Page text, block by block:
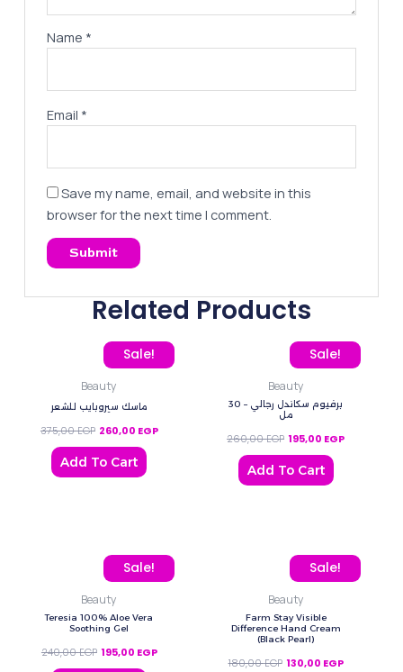
Name *
Email *
Save my name, email, and website in this
browser for the next time I comment.
Related Products
Sale!
Beauty
ماسك سيروبايب للشعر
375,00EGP
Original price was: 375,00 EGP.
260,00 EGP
Current price is: 260,00 EGP.
Add To Cart
Sale!
Beauty
برفيوم سكاندل رجالي – 30
مل
260,00EGP
Original price was:
195,00 EGP
Current
Add To Cart
Sale!
Beauty
Teresia 100% Aloe Vera
Soothing Gel
240,00EGP
Original price was: 240,00 EGP.
195,00 EGP
Current price is: 195,00 EGP. Sale!
Beauty
Farm Stay Visible
Difference Hand Cream
(Black Pearl)
180,00EGP
Original price was:
130,00 EGP
Current